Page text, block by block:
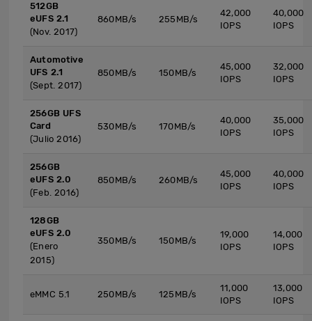
512GB
eUFS 2.1
(Nov. 2017)
860MB/s 255MB/s
42,000
IOPS
40,000
IOPS
Automotive
UFS 2.1
(Sept. 2017)
850MB/s 150MB/s
45,000
IOPS
32,000
IOPS
256GB UFS
Card
(Julio 2016)
530MB/s 170MB/s
40,000
IOPS
35,000
IOPS
256GB
eUFS 2.0
(Feb. 2016)
850MB/s 260MB/s
45,000
IOPS
40,000
IOPS
128GB
eUFS 2.0
(Enero
2015)
350MB/s 150MB/s
19,000
IOPS
14,000
IOPS
eMMC 5.1 250MB/s 125MB/s
11,000
IOPS
13,000
IOPS